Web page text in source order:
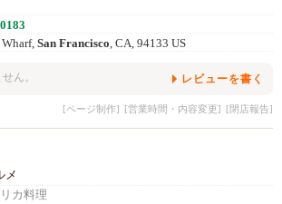
Wharf, San Francisco, CA, 94133 US
ん。 レビューを書く
[ページ制作] [営業時間・内容変更] [閉店報告]
メ
カ料理